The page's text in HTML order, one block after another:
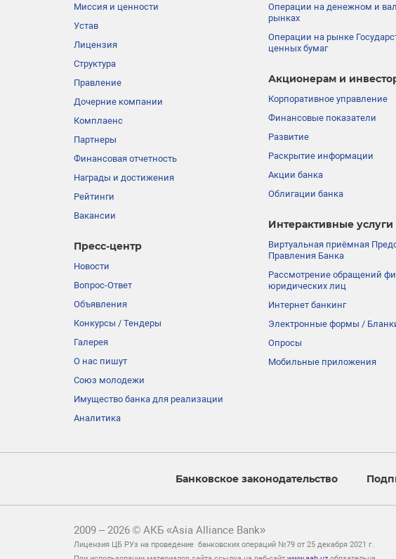
Миссия и ценности
Устав
Лицензия
Структура
Правление
Дочерние компании
Комплаенс
Партнеры
Финансовая отчетность
Награды и достижения
Рейтинги
Вакансии
Пресс-центр
Новости
Вопрос-Ответ
Объявления
Конкурсы / Тендеры
Галерея
О нас пишут
Союз молодежи
Имущество банка для реализации
Аналитика
Операции на денежном и
рынках
Операции на рынке
ценных бумаг
Акционерам и
Корпоративное управление
Финансовые показатели
Развитие
Раскрытие информации
Акции банка
Облигации банка
Интерактивные услуги
Виртуальная приёмная
Правления Банка
Рассмотрение обращений
юридических лиц
Интернет банкинг
Электронные формы /
Опросы
Мобильные приложения
Банковское законодательство
2009 – 2026 © АКБ «Asia Alliance Bank»
Лицензия ЦБ РУз на проведение банковских операций №79 от 25 декабря 2021 г.